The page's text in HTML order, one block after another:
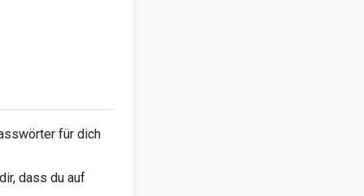
für dich
dass du auf